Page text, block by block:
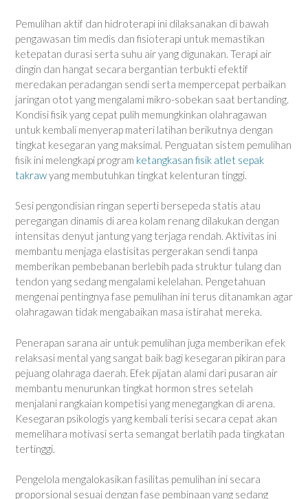
Pemulihan aktif dan hidroterapi ini dilaksanakan di bawah
pengawasan tim medis dan fisioterapi untuk memastikan
ketepatan durasi serta suhu air yang digunakan. Terapi air
dingin dan hangat secara bergantian terbukti efektif
meredakan peradangan sendi serta mempercepat perbaikan
jaringan otot yang mengalami mikro-sobekan saat bertanding.
Kondisi fisik yang cepat pulih memungkinkan olahragawan
untuk kembali menyerap materi latihan berikutnya dengan
tingkat kesegaran yang maksimal. Penguatan sistem pemulihan
fisik ini melengkapi program ketangkasan fisik atlet sepak
takrawyang membutuhkan tingkat kelenturan tinggi.
Sesi pengondisian ringan seperti bersepeda statis atau
peregangan dinamis di area kolam renang dilakukan dengan
intensitas denyut jantung yang terjaga rendah. Aktivitas ini
membantu menjaga elastisitas pergerakan sendi tanpa
memberikan pembebanan berlebih pada struktur tulang dan
tendon yang sedang mengalami kelelahan. Pengetahuan
mengenai pentingnya fase pemulihan ini terus ditanamkan agar
olahragawan tidak mengabaikan masa istirahat mereka.
Penerapan sarana air untuk pemulihan juga memberikan efek
relaksasi mental yang sangat baik bagi kesegaran pikiran para
pejuang olahraga daerah. Efek pijatan alami dari pusaran air
membantu menurunkan tingkat hormon stres setelah
menjalani rangkaian kompetisi yang menegangkan di arena.
Kesegaran psikologis yang kembali terisi secara cepat akan
memelihara motivasi serta semangat berlatih pada tingkatan
tertinggi.
Pengelola mengalokasikan fasilitas pemulihan ini secara
proporsional sesuai dengan fase pembinaan yang sedang